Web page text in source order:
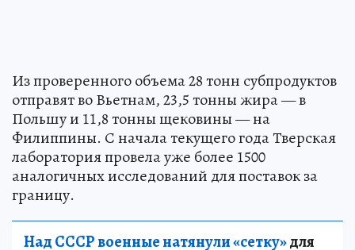
Из проверенного объема 28 тонн субпродуктов
отправят во Вьетнам, 23,5 тонны жира — в
Польшу и 11,8 тонны щековины — на
Филиппины. С начала текущего года Тверская
лаборатория провела уже более 1500
аналогичных исследований для поставок за
границу.
Над СССР военные натянули «сетку»для